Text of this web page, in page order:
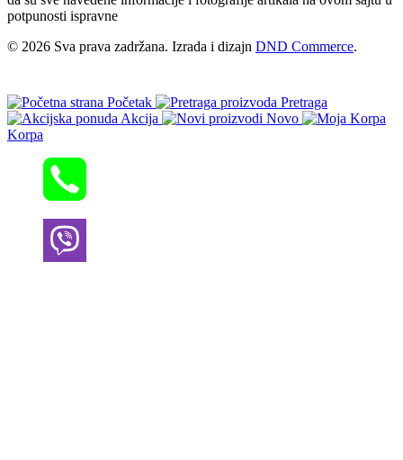
potpunosti ispravne
© 2026 Sva prava zadržana. Izrada i dizajn DND Commerce.
Početak
Pretraga
Akcija
Novo
Korpa